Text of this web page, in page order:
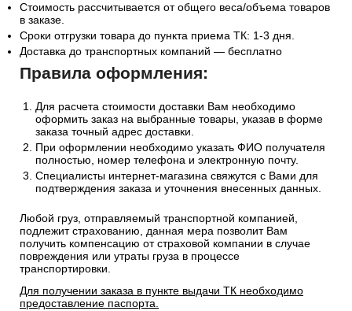
Стоимость рассчитывается от общего веса/объема товаров
в заказе.
Сроки отгрузки товара до пункта приема ТК: 1-3 дня.
Доставка до транспортных компаний — бесплатно
Правила оформления:
Для расчета стоимости доставки Вам необходимо
оформить заказ на выбранные товары, указав в форме
заказа точный адрес доставки.
При оформлении необходимо указать ФИО получателя
полностью, номер телефона и электронную почту.
Специалисты интернет-магазина свяжутся с Вами для
подтверждения заказа и уточнения внесенных данных.
Любой груз, отправляемый транспортной компанией,
подлежит страхованию, данная мера позволит Вам
получить компенсацию от страховой компании в случае
повреждения или утраты груза в процессе
транспортировки.
Для получении заказа в пункте выдачи ТК необходимо
предоставление паспорта.